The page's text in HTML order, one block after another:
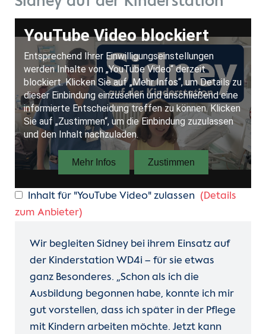
Wir begleiten Sidney bei ihrem Einsatz auf
der Kinderstation WD4i – für sie etwas
ganz Besonderes. „Schon als ich die
Ausbildung begonnen habe, konnte ich mir
gut vorstellen, dass ich später in der Pflege
mit Kindern arbeiten möchte. Jetzt kann
Inhalt für "YouTube Video" zulassen (Details
zum Anbieter)